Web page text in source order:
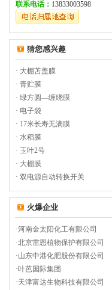
联系电话： 13833003598
猜您感兴趣
· 大棚苫盖膜
· 青贮膜
· 绿方圆—缠绕膜
· 电子袋
· 17米长寿无滴膜
· 水稻膜
· 玉叶2号
· 大棚膜
· 双电源自动转换开关
火爆企业
·河南金太阳化工有限公司
·北京雷恩植物保护有限公司
·山东中港化肥股份有限公司
·叶芭国际集团
·天津富达生物科技有限公司